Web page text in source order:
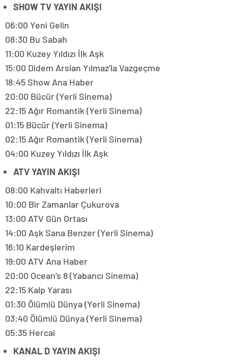
SHOW TV YAYIN AKIŞI
06:00 Yeni Gelin
08:30 Bu Sabah
11:00 Kuzey Yıldızı İlk Aşk
15:00 Didem Arslan Yılmaz’la Vazgeçme
18:45 Show Ana Haber
20:00 Bücür (Yerli Sinema)
22:15 Ağır Romantik (Yerli Sinema)
01:15 Bücür (Yerli Sinema)
02:15 Ağır Romantik (Yerli Sinema)
04:00 Kuzey Yıldızı İlk Aşk
ATV YAYIN AKIŞI
08:00 Kahvaltı Haberleri
10:00 Bir Zamanlar Çukurova
13:00 ATV Gün Ortası
14:00 Aşk Sana Benzer (Yerli Sinema)
16:10 Kardeşlerim
19:00 ATV Ana Haber
20:00 Ocean’s 8 (Yabancı Sinema)
22:15 Kalp Yarası
01:30 Ölümlü Dünya (Yerli Sinema)
03:40 Ölümlü Dünya (Yerli Sinema)
05:35 Hercai
KANAL D YAYIN AKIŞI